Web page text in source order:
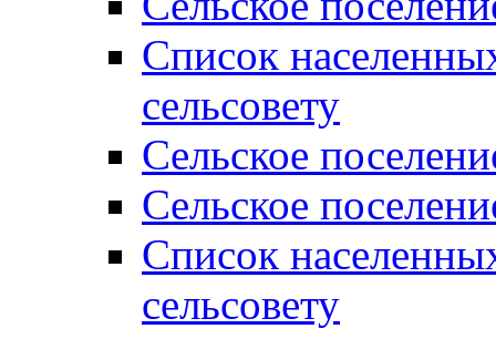
Список
сельсовету
Сельское
Сельское
Список
сельсовету